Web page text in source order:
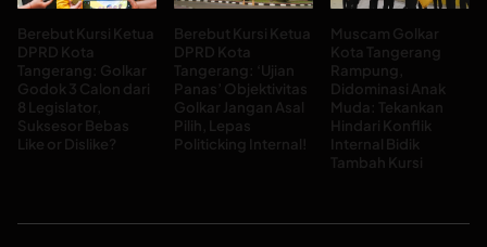
Berebut Kursi Ketua
DPRD Kota
Tangerang: Golkar
Godok 3 Calon dari
8 Legislator,
Suksesor Bebas
Like or Dislike?
Berebut Kursi Ketua
DPRD Kota
Tangerang: ‘Ujian
Panas’ Objektivitas
Golkar Jangan Asal
Pilih, Lepas
Politicking Internal!
Muscam Golkar
Kota Tangerang
Rampung,
Didominasi Anak
Muda: Tekankan
Hindari Konflik
Internal Bidik
Tambah Kursi